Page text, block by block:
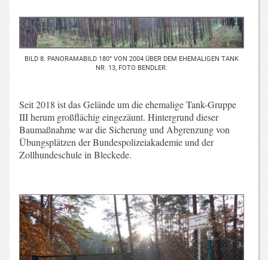
BILD 8: PANORAMABILD 180° VON 2004 ÜBER DEM EHEMALIGEN TANK
NR. 13, FOTO BENDLER.
Seit 2018 ist das Gelände um die ehemalige Tank-Gruppe
III herum großflächig eingezäunt. Hintergrund dieser
Baumaßnahme war die Sicherung und Abgrenzung von
Übungsplätzen der Bundespolizeiakademie und der
Zollhundeschule in Bleckede.